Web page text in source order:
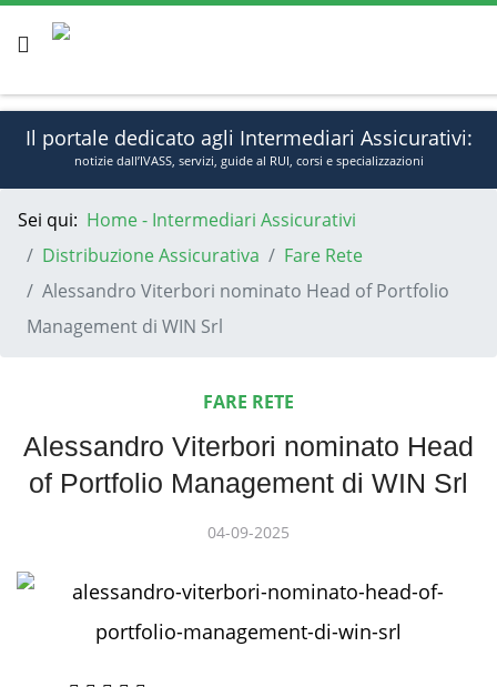
Il portale dedicato agli Intermediari Assicurativi:
notizie dall’IVASS, servizi, guide al RUI, corsi e specializzazioni
Gio, Ago 6, 2026
Sign In
Sei qui: Home - Intermediari Assicurativi
Distribuzione Assicurativa
Fare Rete
Alessandro Viterbori nominato Head of Portfolio
Management di WIN Srl
FARE RETE
Alessandro Viterbori nominato Head
of Portfolio Management di WIN Srl
04-09-2025